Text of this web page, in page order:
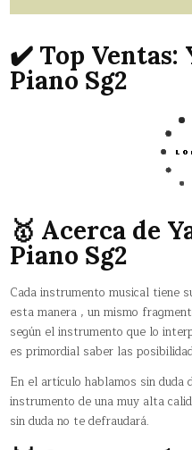
✔️ Top Ventas:
Piano Sg2
🥇 Acerca de
Piano Sg2
Cada instrumento musical tiene
esta manera , un mismo
según el instrumento que lo
es primordial saber las
En el artículo hablamos sin duda
instrumento de una muy alta
sin duda no te defraudará.